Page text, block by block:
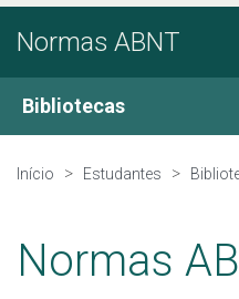
Normas ABNT
Bibliotecas
Horários e Contatos das
Normas ABNT
Início Estudantes
Normas